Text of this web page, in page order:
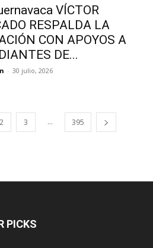
VÍCTOR
RESPALDA LA
CON APOYOS A
DE...
- 30 julio, 2026
2 3 ... 395
PICKS